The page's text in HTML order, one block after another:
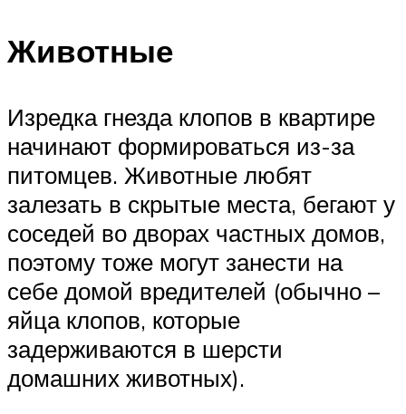
Животные
Изредка гнезда клопов в квартире
начинают формироваться из-за
питомцев. Животные любят
залезать в скрытые места, бегают у
соседей во дворах частных домов,
поэтому тоже могут занести на
себе домой вредителей (обычно –
яйца клопов, которые
задерживаются в шерсти
домашних животных).